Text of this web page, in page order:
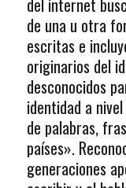
de una u otra
escritas e
originarios del
desconocidos
identidad a
de palabras,
países».
generaciones